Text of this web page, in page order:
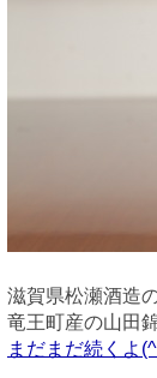
滋賀県松瀬酒造
竜王町産の山田
まだまだ続くよ